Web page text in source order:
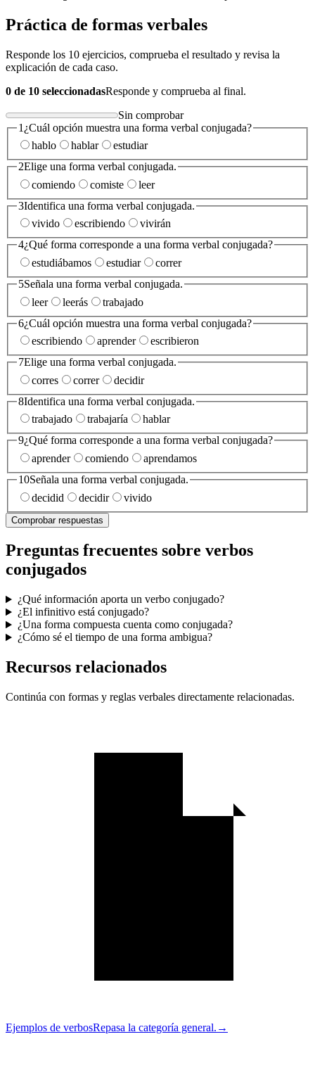
Práctica de formas verbales
Responde los 10 ejercicios, comprueba el resultado y revisa la
explicación de cada caso.
0 de 10 seleccionadasResponde y comprueba al final.
Sin comprobar
1 ¿Cuál opción muestra una forma verbal conjugada?
hablo
hablar
estudiar
2Elige una forma verbal conjugada.
comiendo
comiste
leer
3Identifica una forma verbal conjugada.
vivido
escribiendo
vivirán
4¿Qué forma corresponde a una forma verbal conjugada?
estudiábamos
estudiar
correr
5Señala una forma verbal conjugada.
leer
leerás
trabajado
6¿Cuál opción muestra una forma verbal conjugada?
escribiendo
aprender
escribieron
7Elige una forma verbal conjugada.
corres
correr
decidir
8Identifica una forma verbal conjugada.
trabajado
trabajaría
hablar
9¿Qué forma corresponde a una forma verbal conjugada?
aprender
comiendo
aprendamos
10Señala una forma verbal conjugada.
decidid
decidir vivido
Comprobar respuestas
Preguntas frecuentes sobre verbos
conjugados
¿Qué información aporta un verbo conjugado?
¿El infinitivo está conjugado?
¿Una forma compuesta cuenta como conjugada?
¿Cómo sé el tiempo de una forma ambigua?
Recursos relacionados
Continúa con formas y reglas verbales directamente relacionadas.
Ejemplos de verbosRepasa la categoría general. →